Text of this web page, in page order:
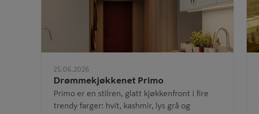
25.06.2026
Drømmekjøkkenet Primo
Primo er en stilren, glatt kjøkkenfront i fire
trendy farger: hvit, kashmir, lys grå og